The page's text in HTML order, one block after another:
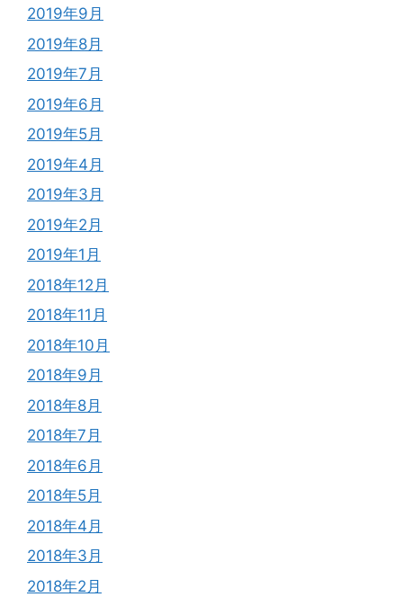
2019年9月
2019年8月
2019年7月
2019年6月
2019年5月
2019年4月
2019年3月
2019年2月
2019年1月
2018年12月
2018年11月
2018年10月
2018年9月
2018年8月
2018年7月
2018年6月
2018年5月
2018年4月
2018年3月
2018年2月